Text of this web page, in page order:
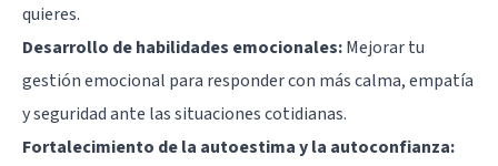
quieres.
Desarrollo de habilidades emocionales:Mejorar tu
gestión emocional para responder con más calma, empatía
y seguridad ante las situaciones cotidianas.
Fortalecimiento de la autoestima y la autoconfianza: